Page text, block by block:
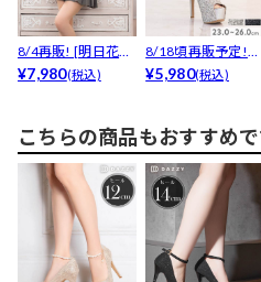
8/4再販! [明日花キ
ララ着用]3日...
¥7,980(税込)
8/18頃再販予定!
【累計1300足...
¥5,980(税込)
こちらの商品もおすすめ